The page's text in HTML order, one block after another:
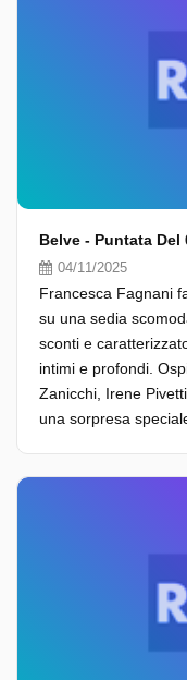
Belve - Puntata Del
04/11/2025
Francesca Fagnani
su una sedia
sconti e
intimi e profondi.
Zanicchi, Irene
una sorpresa